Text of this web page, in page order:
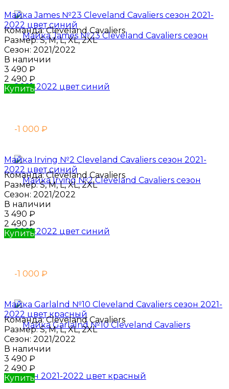
Майка James №23 Cleveland Cavaliers сезон 2021-
2022 цвет синий
Команда:Cleveland Cavaliers
Размер:S, M, L, XL, 2XL
Сезон: 2021/2022
В наличии
3 490 ₽
2 490 ₽
Купить
-1 000 ₽
Майка Irving №2 Cleveland Cavaliers сезон 2021-
2022 цвет синий
Команда:Cleveland Cavaliers
Размер:S, M, L, XL, 2XL
Сезон: 2021/2022
В наличии
3 490 ₽
2 490 ₽
Купить
-1 000 ₽
Майка Garlalnd №10 Cleveland Cavaliers сезон 2021-
2022 цвет красный
Команда:Cleveland Cavaliers
Размер:S, M, L, XL, 2XL
Сезон: 2021/2022
В наличии
3 490 ₽
2 490 ₽
Купить